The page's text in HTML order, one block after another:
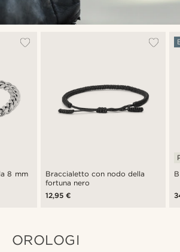
8 mm
Braccialetto con nodo della
fortuna nero
12,95 €
OROLOGI